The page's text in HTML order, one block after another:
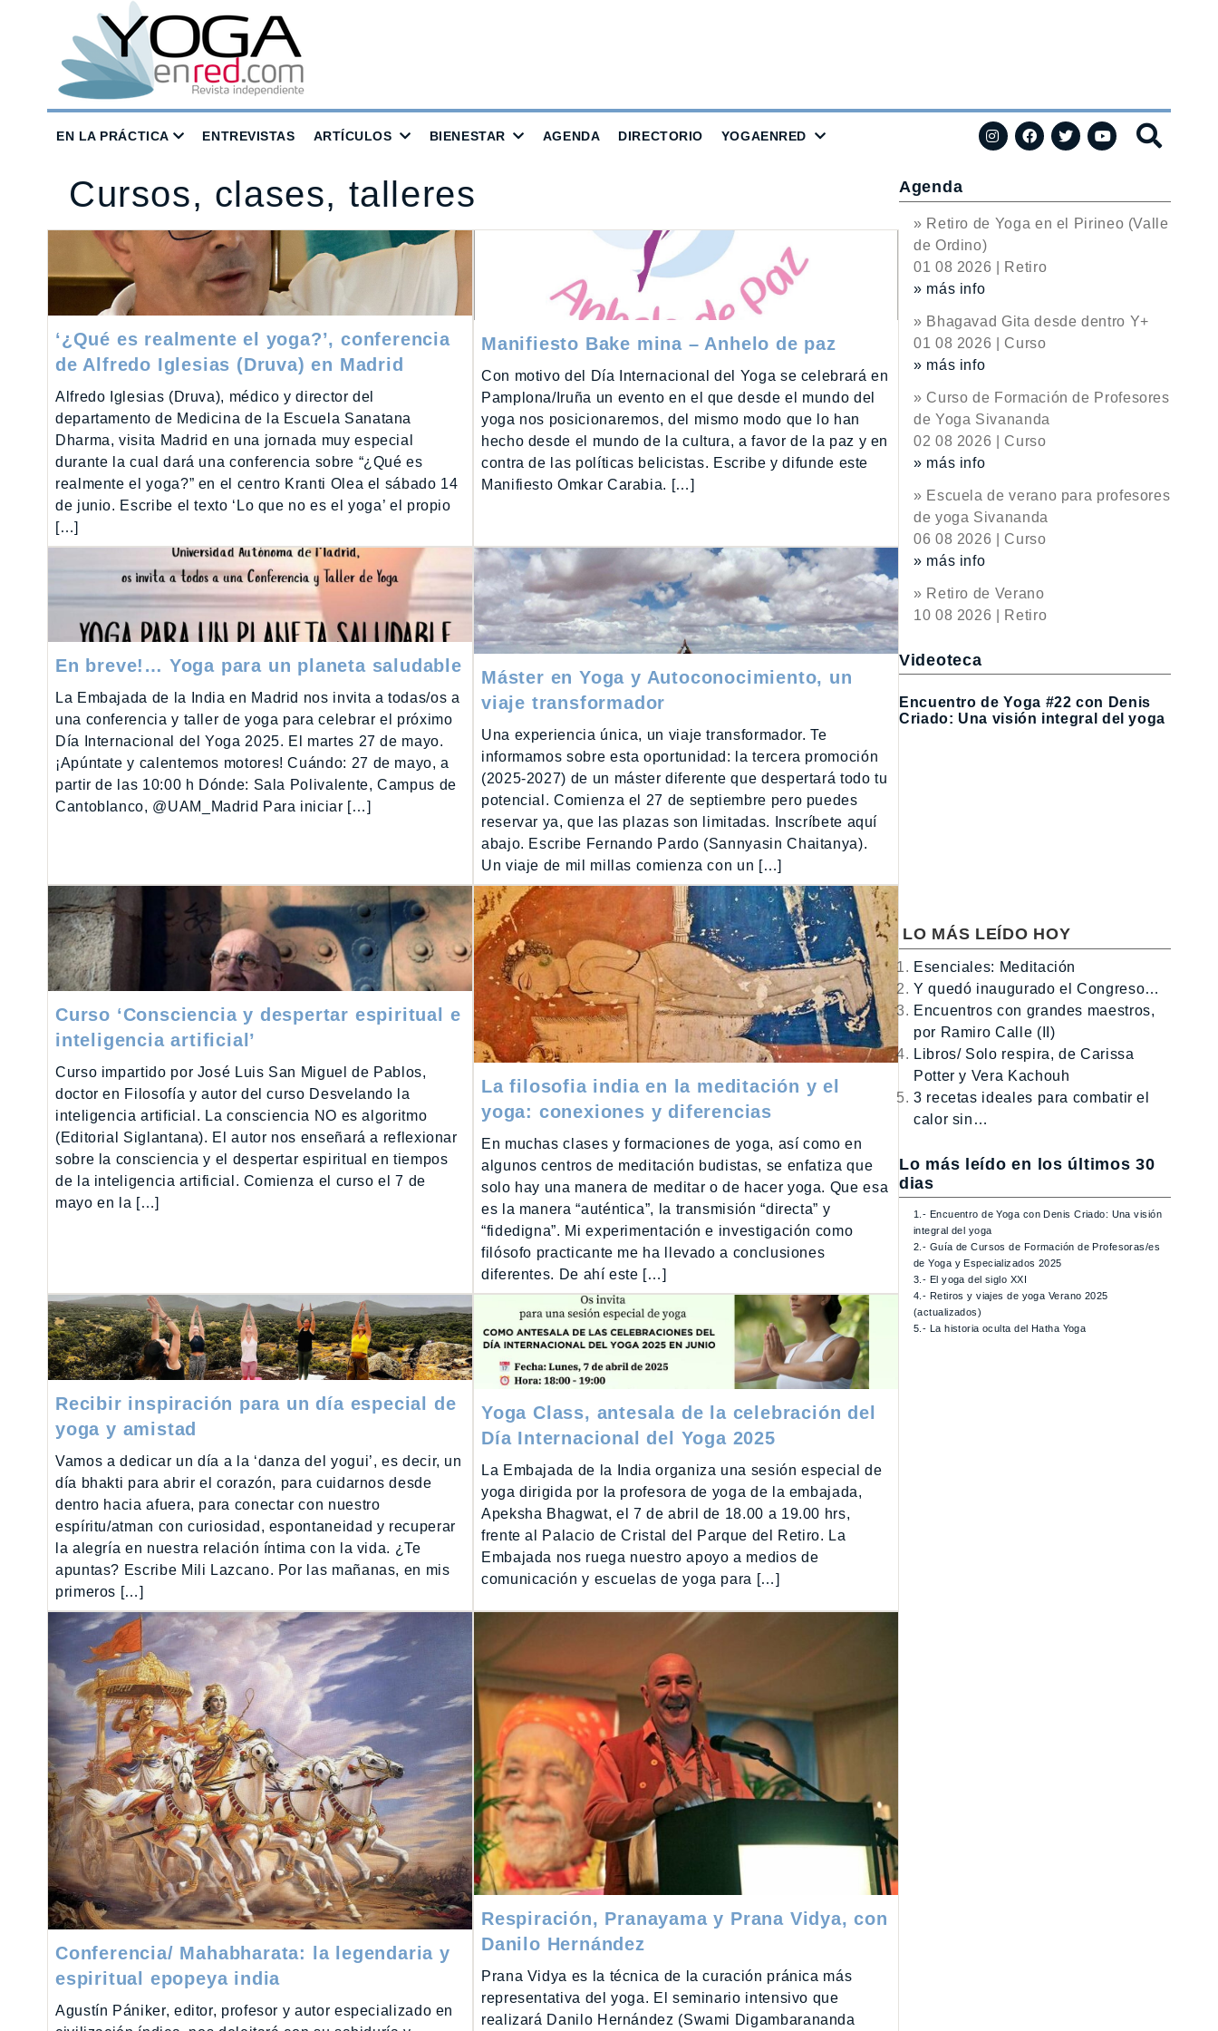
EN LA PRÁCTICA ENTREVISTAS ARTÍCULOS BIENESTAR AGENDA DIRECTORIO YOGAENRED
Cursos, clases, talleres
‘¿Qué es realmente el yoga?’, conferencia
de Alfredo Iglesias (Druva) en Madrid
Alfredo Iglesias (Druva), médico y director del
departamento de Medicina de la Escuela Sanatana
Dharma, visita Madrid en una jornada muy especial
durante la cual dará una conferencia sobre “¿Qué es
realmente el yoga?” en el centro Kranti Olea el sábado 14
de junio. Escribe el texto ‘Lo que no es el yoga’ el propio
[…]
Manifiesto Bake mina – Anhelo de paz
Con motivo del Día Internacional del Yoga se celebrará en
Pamplona/Iruña un evento en el que desde el mundo del
yoga nos posicionaremos, del mismo modo que lo han
hecho desde el mundo de la cultura, a favor de la paz y en
contra de las políticas belicistas. Escribe y difunde este
Manifiesto Omkar Carabia. […]
En breve!… Yoga para un planeta saludable
La Embajada de la India en Madrid nos invita a todas/os a
una conferencia y taller de yoga para celebrar el próximo
Día Internacional del Yoga 2025. El martes 27 de mayo.
¡Apúntate y calentemos motores! Cuándo: 27 de mayo, a
partir de las 10:00 h Dónde: Sala Polivalente, Campus de
Cantoblanco, @UAM_Madrid Para iniciar […]
Máster en Yoga y Autoconocimiento, un
viaje transformador
Una experiencia única, un viaje transformador. Te
informamos sobre esta oportunidad: la tercera promoción
(2025-2027) de un máster diferente que despertará todo tu
potencial. Comienza el 27 de septiembre pero puedes
reservar ya, que las plazas son limitadas. Inscríbete aquí
abajo. Escribe Fernando Pardo (Sannyasin Chaitanya).
Un viaje de mil millas comienza con un […]
Curso ‘Consciencia y despertar espiritual e
inteligencia artificial’
Curso impartido por José Luis San Miguel de Pablos,
doctor en Filosofía y autor del curso Desvelando la
inteligencia artificial. La consciencia NO es algoritmo
(Editorial Siglantana). El autor nos enseñará a reflexionar
sobre la consciencia y el despertar espiritual en tiempos
de la inteligencia artificial. Comienza el curso el 7 de
mayo en la […]
La filosofia india en la meditación y el
yoga: conexiones y diferencias
En muchas clases y formaciones de yoga, así como en
algunos centros de meditación budistas, se enfatiza que
solo hay una manera de meditar o de hacer yoga. Que esa
es la manera “auténtica”, la transmisión “directa” y
“fidedigna”. Mi experimentación e investigación como
filósofo practicante me ha llevado a conclusiones
diferentes. De ahí este […]
Recibir inspiración para un día especial de
yoga y amistad
Vamos a dedicar un día a la ‘danza del yogui’, es decir, un
día bhakti para abrir el corazón, para cuidarnos desde
dentro hacia afuera, para conectar con nuestro
espíritu/atman con curiosidad, espontaneidad y recuperar
la alegría en nuestra relación íntima con la vida. ¿Te
apuntas? Escribe Mili Lazcano. Por las mañanas, en mis
primeros […]
Yoga Class, antesala de la celebración del
Día Internacional del Yoga 2025
La Embajada de la India organiza una sesión especial de
yoga dirigida por la profesora de yoga de la embajada,
Apeksha Bhagwat, el 7 de abril de 18.00 a 19.00 hrs,
frente al Palacio de Cristal del Parque del Retiro. La
Embajada nos ruega nuestro apoyo a medios de
comunicación y escuelas de yoga para […]
Conferencia/ Mahabharata: la legendaria y
espiritual epopeya india
Agustín Pániker, editor, profesor y autor especializado en
Respiración, Pranayama y Prana Vidya, con
Danilo Hernández
Prana Vidya es la técnica de la curación pránica más
representativa del yoga. El seminario intensivo que
realizará Danilo Hernández (Swami Digambarananda
Agenda
» Retiro de Yoga en el Pirineo (Valle
de Ordino)
01 08 2026 | Retiro
» más info
» Bhagavad Gita desde dentro Y+
01 08 2026 | Curso
» más info
» Curso de Formación de Profesores
de Yoga Sivananda
02 08 2026 | Curso
» más info
» Escuela de verano para profesores
de yoga Sivananda
06 08 2026 | Curso
» más info
» Retiro de Verano
10 08 2026 | Retiro
Videoteca
Encuentro de Yoga #22 con Denis
Criado: Una visión integral del yoga
LO MÁS LEÍDO HOY
Esenciales: Meditación
Y quedó inaugurado el Congreso…
Encuentros con grandes maestros,
por Ramiro Calle (II)
Libros/ Solo respira, de Carissa
Potter y Vera Kachouh
3 recetas ideales para combatir el
calor sin…
Lo más leído en los últimos 30
dias
1.- Encuentro de Yoga con Denis Criado: Una visión
integral del yoga
2.- Guía de Cursos de Formación de Profesoras/es
de Yoga y Especializados 2025
3.- El yoga del siglo XXI
4.- Retiros y viajes de yoga Verano 2025
(actualizados)
5.- La historia oculta del Hatha Yoga